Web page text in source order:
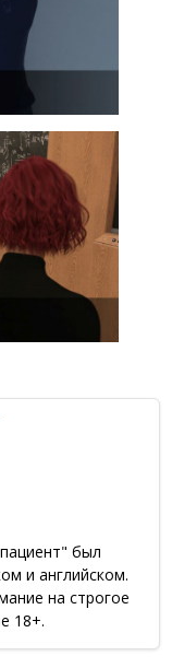
был
и английском.
на строгое
18+.